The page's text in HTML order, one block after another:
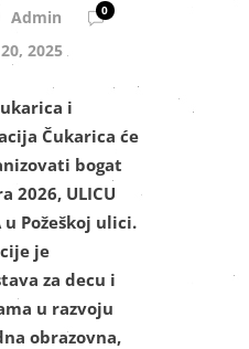
Admin 0
2025
i
Čukarica će
bogat
2026, ULICU
u Požeškoj ulici.
je
za decu i
u razvoju
obrazovna,